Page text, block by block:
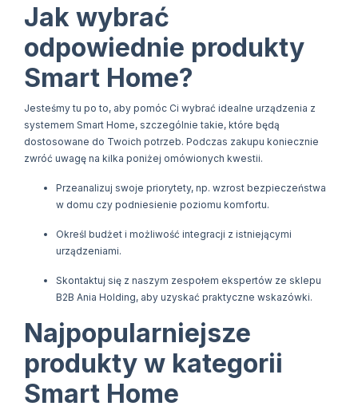
Jak wybrać
odpowiednie produkty
Smart Home?
Jesteśmy tu po to, aby pomóc Ci wybrać idealne urządzenia z
systemem Smart Home, szczególnie takie, które będą
dostosowane do Twoich potrzeb. Podczas zakupu koniecznie
zwróć uwagę na kilka poniżej omówionych kwestii.
Przeanalizuj swoje priorytety, np. wzrost bezpieczeństwa
w domu czy podniesienie poziomu komfortu.
Określ budżet i możliwość integracji z istniejącymi
urządzeniami.
Skontaktuj się z naszym zespołem ekspertów ze sklepu
B2B Ania Holding, aby uzyskać praktyczne wskazówki.
Najpopularniejsze
produkty w kategorii
Smart Home